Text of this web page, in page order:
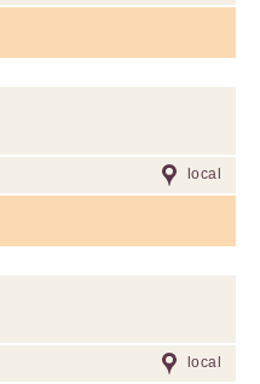
local
local